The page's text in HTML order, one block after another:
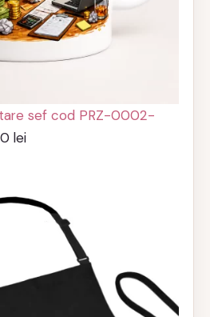
sef cod PRZ-0002-
lei